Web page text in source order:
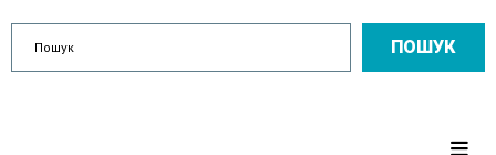
ПОШУК